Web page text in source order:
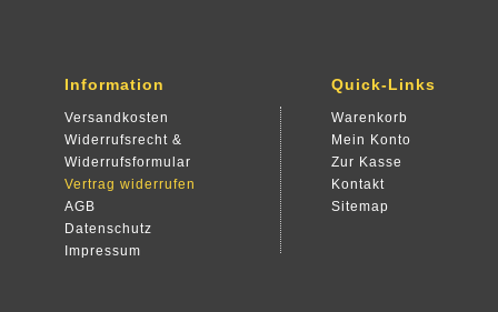
Information
Versandkosten
Widerrufsrecht &
Widerrufsformular
Vertrag widerrufen
AGB
Datenschutz
Impressum
Quick-Links
Warenkorb
Mein Konto
Zur Kasse
Kontakt
Sitemap